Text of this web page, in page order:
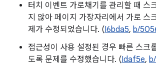
터치 이벤트 가로채기를 관리할 때 스
지 않아 페이지 가장자리에서 가로 스
제가 수정되었습니다. (I6bda5, b/
접근성이 사용 설정된 경우 빠른 스크
도록 문제를 수정했습니다. (Idaf5e,